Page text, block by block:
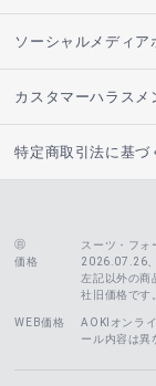
ソーシャルメディア
カスタマーハラスメ
特定商取引法に基づ
価格
スーツ・フ
2026.07.26
左記以外の
社旧価格です
WEB価格
AOKIオンラ
ール内容は異